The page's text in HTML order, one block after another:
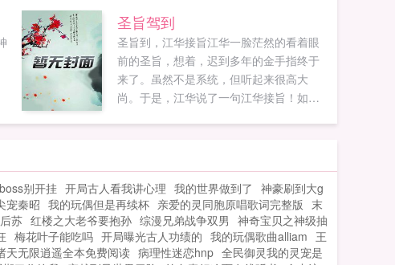
圣旨驾到
圣旨到，江华接旨江华一脸茫然的看着眼
前的圣旨，想着，迟到多年的金手指终于
来了。虽然不是系统，但听起来很高大
尚。于是，江华说了一句江华接旨！如果
别开挂 开局古人看我讲心理 我的世界做到了 神豪刷到大g
宠秦昭 我的玩偶但是再续杯 亲爱的灵同胞原唱歌词完整版 末
苏 红楼之大老爷要抱孙 综漫兄弟战争双男 神奇宝贝之神级抽
梅花叶子能吃吗 开局曝光古人功绩的 我的玩偶歌曲alliam 王
天无限逍遥全本免费阅读 病理性迷恋hnp 全民御灵我的灵宠是